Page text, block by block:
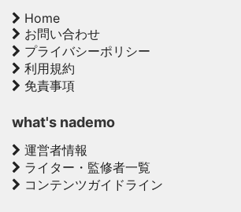
Home
お問い合わせ
プライバシーポリシー
利用規約
免責事項
what's nademo
運営者情報
ライター・監修者一覧
コンテンツガイドライン